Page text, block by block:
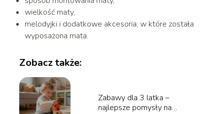
wielkość maty,
melodyjki i dodatkowe akcesoria, w które została
wyposażona mata.
Zobacz także:
Zabawy dla 3 latka –
najlepsze pomysły na